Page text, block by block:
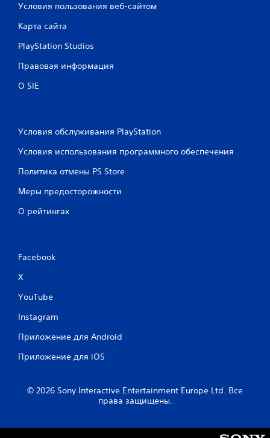
Условия пользования веб-сайтом
Карта сайта
PlayStation Studios
Правовая информация
О SIE
Условия обслуживания PlayStation
Условия использования программного обеспечения
Политика отмены PS Store
Меры предосторожности
О рейтингах
Facebook
X
YouTube
Instagram
Приложение для Android
Приложение для iOS
© 2026 Sony Interactive Entertainment Europe Ltd. Все
права защищены.